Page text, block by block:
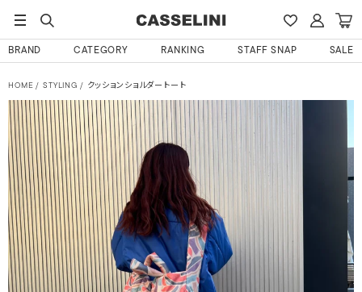
BRAND CATEGORY RANKING STAFF SNAP SALE
HOME STYLING クッションショルダートート